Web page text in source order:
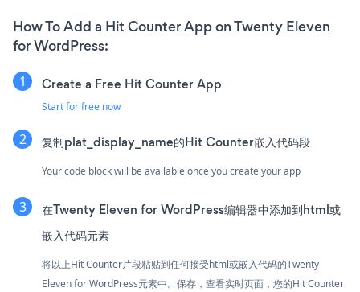
How To Add a Hit Counter App on Twenty Eleven
for WordPress:
Create a Free Hit Counter App
Start for free now
复制plat_display_name的Hit Counter嵌入代码段
Your code block will be available once you create your app
在Twenty Eleven for WordPress编辑器中添加到html或
嵌入代码元素
将以上Hit Counter片段粘贴到任何接受html或嵌入代码的Twenty
Eleven for WordPress元素中。保存，查看实时页面，您的Hit Counter